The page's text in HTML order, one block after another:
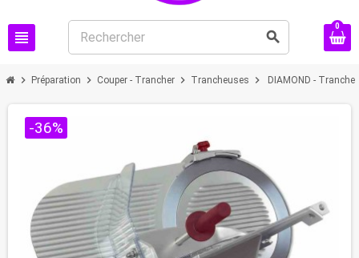
view_headline search
0
chevron_right Préparation chevron_right Couper - Trancher chevron_right Trancheuses chevron_right DIAMOND -
-36%